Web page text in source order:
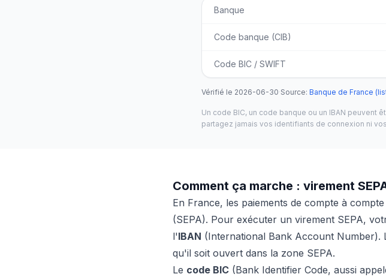
Banque
Code banque (CIB)
Code BIC / SWIFT
Vérifié le 2026-06-30·Source: Banque de France
Un code BIC, un code banque ou un IBAN peuvent
partagez jamais vos identifiants de connexion ni
Comment ça marche : virement
En France, les paiements de compte à
(SEPA). Pour exécuter un virement SEPA,
l'IBAN (International Bank Account Number).
qu'il soit ouvert dans la zone SEPA.
Le code BIC (Bank Identifier Code, aussi